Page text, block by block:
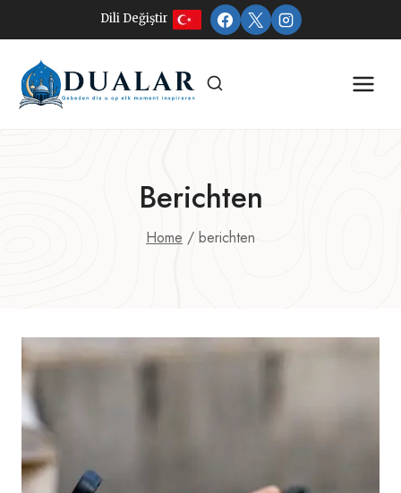
naar
inhoud
Dili Değiştir
Berichten
Home / berichten